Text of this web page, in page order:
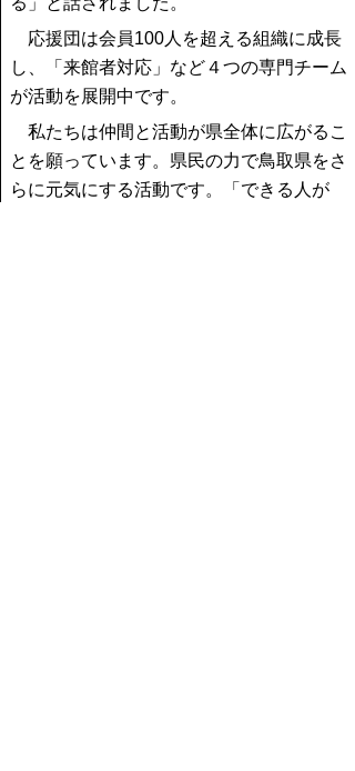
応援団は会員100人を超える組織に成長
し、「来館者対応」など４つの専門チーム
が活動を展開中です。
私たちは仲間と活動が県全体に広がるこ
とを願っています。県民の力で鳥取県をさ
らに元気にする活動です。「できる人が